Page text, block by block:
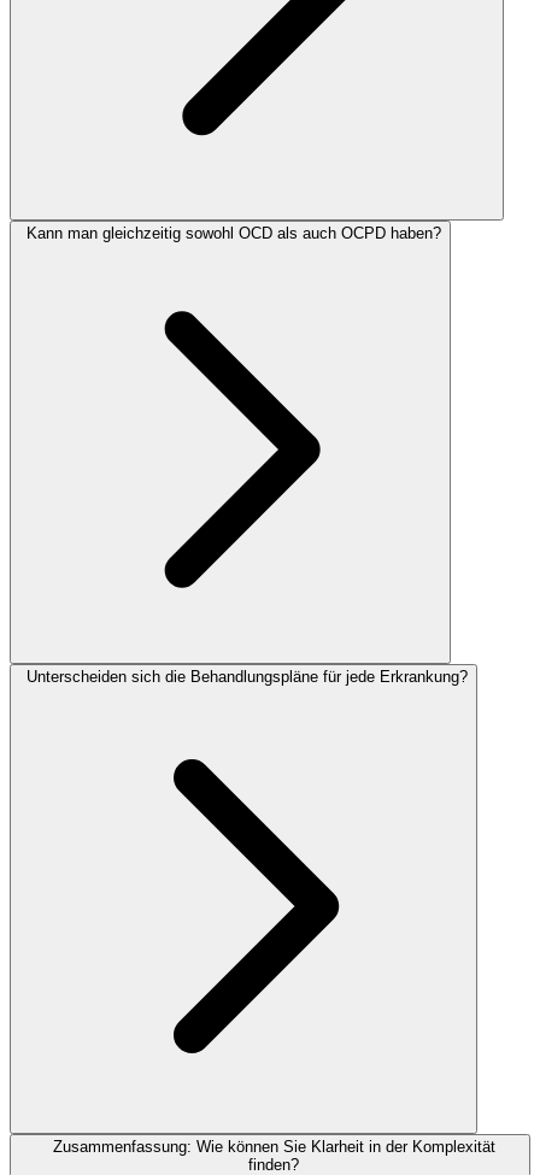
Kann man gleichzeitig sowohl OCD als auch OCPD haben?
Unterscheiden sich die Behandlungspläne für jede Erkrankung?
Zusammenfassung: Wie können Sie Klarheit in der Komplexität
finden?